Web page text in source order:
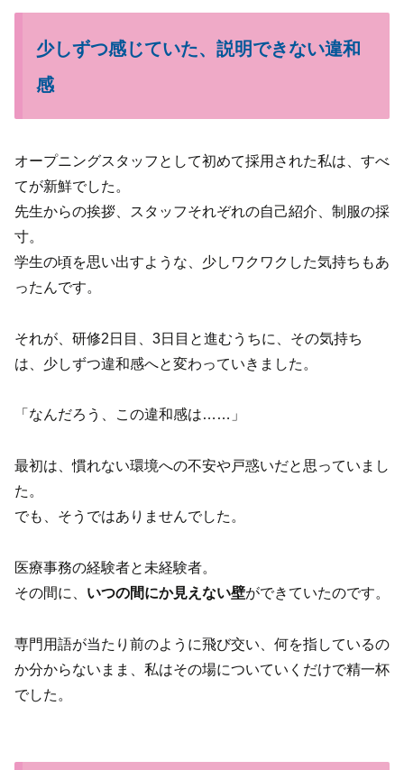
少しずつ感じていた、説明できない違和
感
オープニングスタッフとして初めて採用された私は、すべ
てが新鮮でした。
先生からの挨拶、スタッフそれぞれの自己紹介、制服の採
寸。
学生の頃を思い出すような、少しワクワクした気持ちもあ
ったんです。
それが、研修2日目、3日目と進むうちに、その気持ち
は、少しずつ違和感へと変わっていきました。
「なんだろう、この違和感は……」
最初は、慣れない環境への不安や戸惑いだと思っていまし
た。
でも、そうではありませんでした。
医療事務の経験者と未経験者。
その間に、 いつの間にか見えない壁ができていたのです。
専門用語が当たり前のように飛び交い、何を指しているの
か分からないまま、私はその場についていくだけで精一杯
でした。